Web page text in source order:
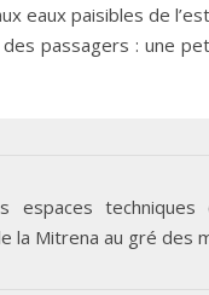
eaux paisibles de
passagers : une
espaces
la Mitrena au gré des